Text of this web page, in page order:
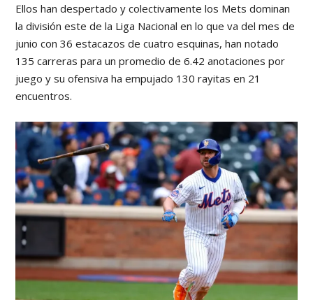
Ellos han despertado y colectivamente los Mets dominan
la división este de la Liga Nacional en lo que va del mes de
junio con 36 estacazos de cuatro esquinas, han notado
135 carreras para un promedio de 6.42 anotaciones por
juego y su ofensiva ha empujado 130 rayitas en 21
encuentros.